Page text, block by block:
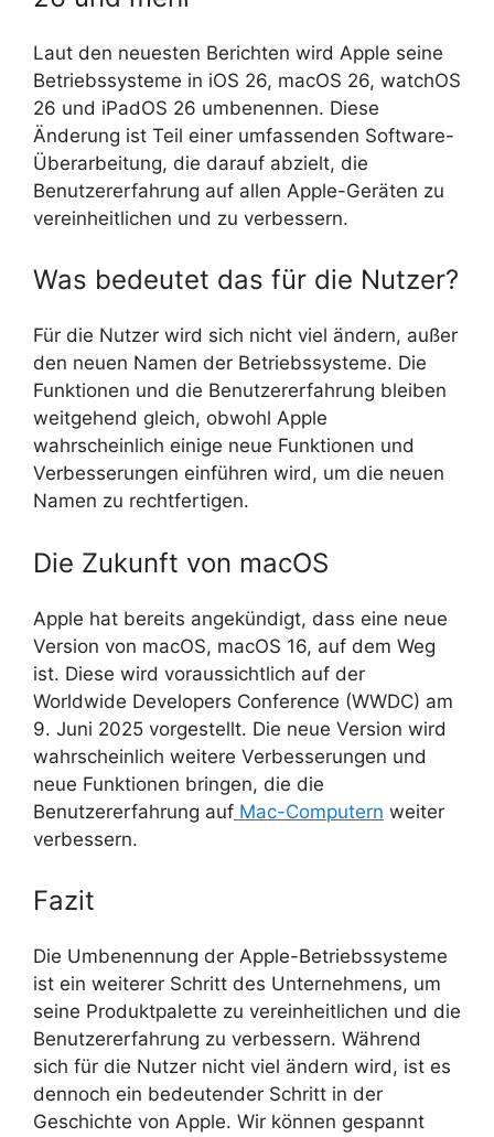
Laut den neuesten Berichten wird Apple seine
Betriebssysteme in iOS 26, macOS 26, watchOS
26 und iPadOS 26 umbenennen. Diese
Änderung ist Teil einer umfassenden Software-
Überarbeitung, die darauf abzielt, die
Benutzererfahrung auf allen Apple-Geräten zu
vereinheitlichen und zu verbessern.
Was bedeutet das für die Nutzer?
Für die Nutzer wird sich nicht viel ändern, außer
den neuen Namen der Betriebssysteme. Die
Funktionen und die Benutzererfahrung bleiben
weitgehend gleich, obwohl Apple
wahrscheinlich einige neue Funktionen und
Verbesserungen einführen wird, um die neuen
Namen zu rechtfertigen.
Die Zukunft von macOS
Apple hat bereits angekündigt, dass eine neue
Version von macOS, macOS 16, auf dem Weg
ist. Diese wird voraussichtlich auf der
Worldwide Developers Conference (WWDC) am
9. Juni 2025 vorgestellt. Die neue Version wird
wahrscheinlich weitere Verbesserungen und
neue Funktionen bringen, die die
Benutzererfahrung auf Mac-Computern weiter
verbessern.
Fazit
Die Umbenennung der Apple-Betriebssysteme
ist ein weiterer Schritt des Unternehmens, um
seine Produktpalette zu vereinheitlichen und die
Benutzererfahrung zu verbessern. Während
sich für die Nutzer nicht viel ändern wird, ist es
dennoch ein bedeutender Schritt in der
Geschichte von Apple. Wir können gespannt